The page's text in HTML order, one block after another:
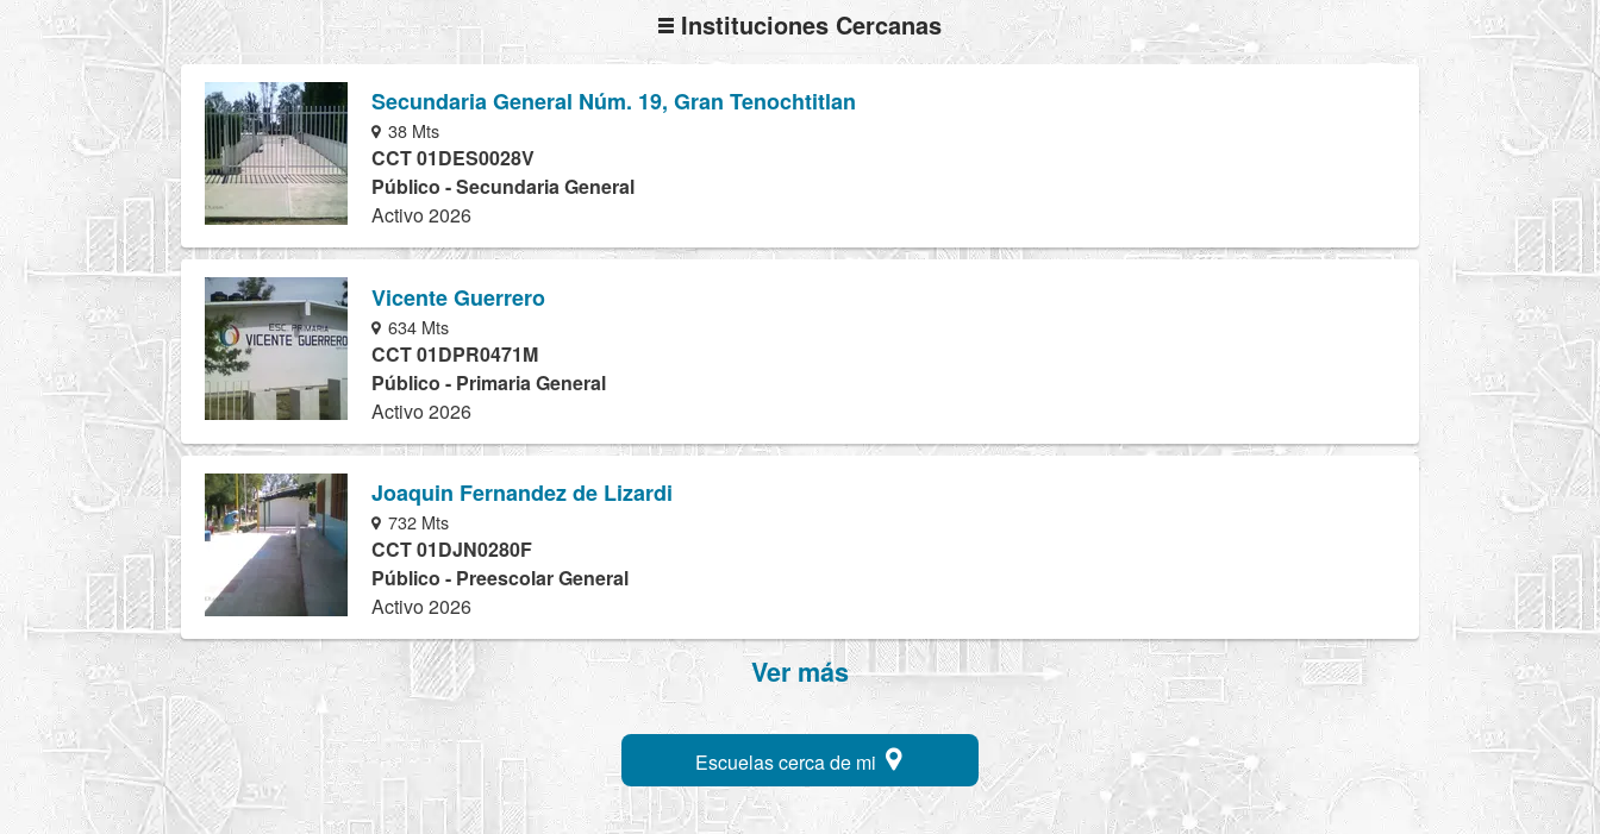
Instituciones Cercanas
Secundaria General Núm. 19, Gran Tenochtitlan
38 Mts
CCT 01DES0028V
Público - Secundaria General
Activo 2026
Vicente Guerrero
634 Mts
CCT 01DPR0471M
Público - Primaria General
Activo 2026
Joaquin Fernandez de Lizardi
732 Mts
CCT 01DJN0280F
Público - Preescolar General
Activo 2026
Ver más
Escuelas cerca de mi